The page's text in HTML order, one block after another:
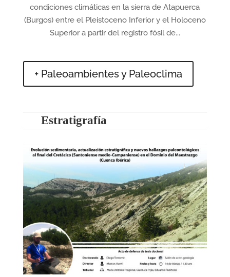
condiciones climáticas en la sierra de Atapuerca
(Burgos) entre el Pleistoceno Inferior y el Holoceno
Superior a partir del registro fósil de...
+ Paleoambientes y Paleoclima
Estratigrafía